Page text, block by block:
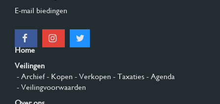
E-mail biedingen
Home
Veilingen
- Archief- Kopen - Verkopen - Taxaties - Agenda
- Veilingvoorwaarden